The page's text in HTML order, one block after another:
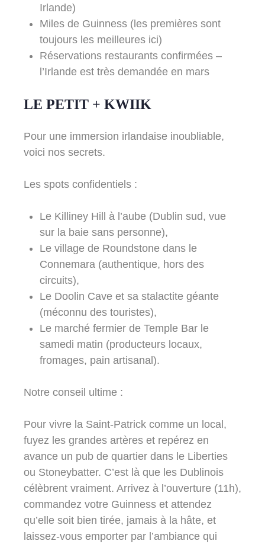
Irlande)
Miles de Guinness (les premières sont
toujours les meilleures ici)
Réservations restaurants confirmées –
l’Irlande est très demandée en mars
LE PETIT + KWIIK
Pour une immersion irlandaise inoubliable,
voici nos secrets.
Les spots confidentiels :
Le Killiney Hill à l’aube (Dublin sud, vue
sur la baie sans personne),
Le village de Roundstone dans le
Connemara (authentique, hors des
circuits),
Le Doolin Cave et sa stalactite géante
(méconnu des touristes),
Le marché fermier de Temple Bar le
samedi matin (producteurs locaux,
fromages, pain artisanal).
Notre conseil ultime :
Pour vivre la Saint-Patrick comme un local,
fuyez les grandes artères et repérez en
avance un pub de quartier dans le Liberties
ou Stoneybatter. C’est là que les Dublinois
célèbrent vraiment. Arrivez à l’ouverture (11h),
commandez votre Guinness et attendez
qu’elle soit bien tirée, jamais à la hâte, et
laissez-vous emporter par l’ambiance qui